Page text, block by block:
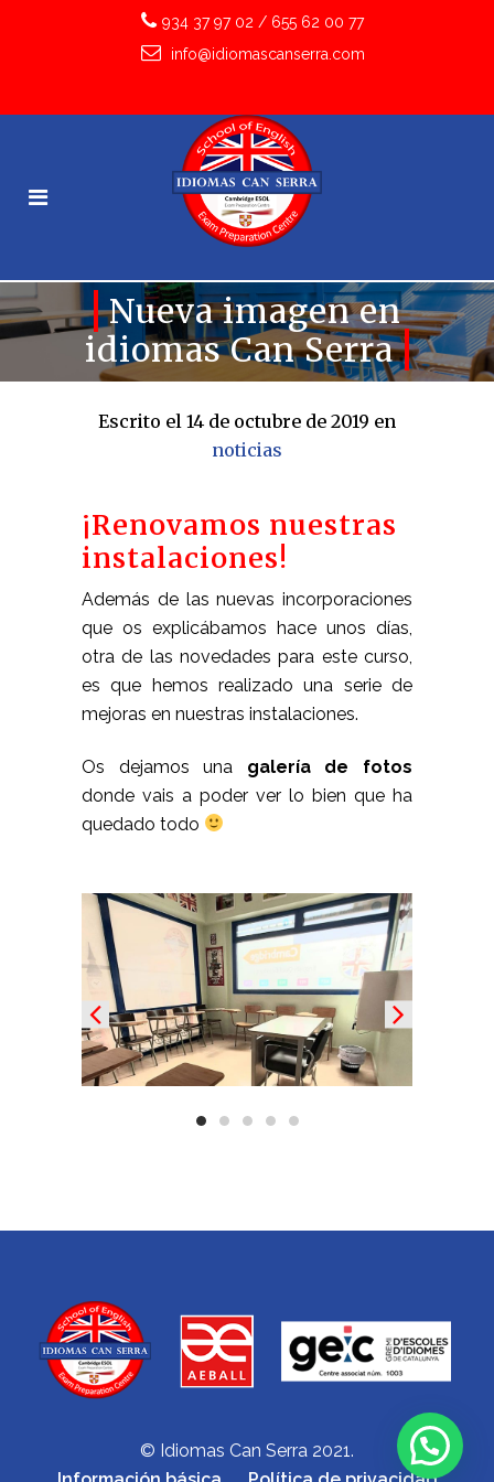
934 37 97 02 / 655 62 00 77
info@idiomascanserra.com
Nueva imagen en
idiomas Can Serra
Escrito el 14 de octubre de 2019 en
noticias
¡Renovamos nuestras
instalaciones!
Además de las nuevas incorporaciones
que os explicábamos hace unos días,
otra de las novedades para este curso,
es que hemos realizado una serie de
mejoras en nuestras instalaciones.
Os dejamos una galería de fotos
donde vais a poder ver lo bien que ha
quedado todo
© Idiomas Can Serra 2021.